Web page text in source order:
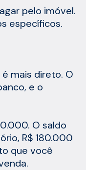
pelo imóvel.
específicos.
mais direto. O
e o
O saldo
R$ 180.000
que você